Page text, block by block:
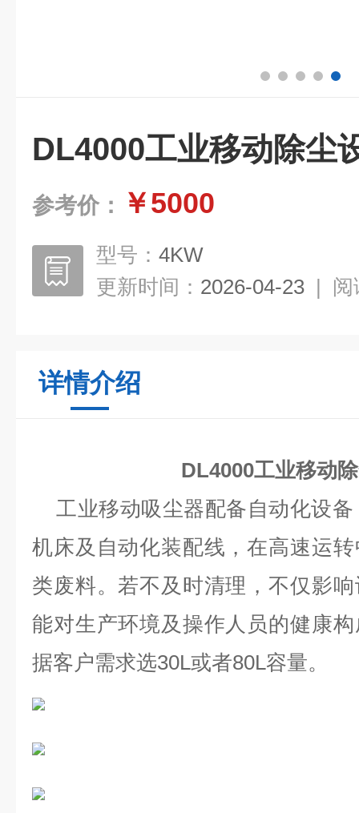
DL4000工业移动除尘
参考价： ￥5000
型号： 4KW
更新时间： 2026-04-23 | 阅
详情介绍
DL4000工业移动
工业移动吸尘器配备自动化设备
机床及自动化装配线，在高速运
类废料。若不及时清理，不仅影
能对生产环境及操作人员的健康
据客户需求选30L或者80L容量。